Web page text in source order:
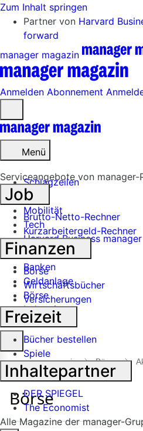
Zum Inhalt springen
Partner von Harvard
forward
manager magazin
Anmelden Abonnement
öffnen
Menü
Schlagzeilen
Mobilität
Tech
Harvard Business manager
Handel
Banken
Geldanlage
Börse
Industrie
Suche
öffnen
manager magazin Börse
Serviceangebote von manager-
Job
Brutto-Netto-Rechner
Kurzarbeitergeld-Rechner
Finanzen
Börse
Wirtschaftsbücher
Versicherungen
Freizeit
Bücher bestellen
Spiele
Inhaltepartner
DER SPIEGEL
The Economist
Alle Magazine der manager-